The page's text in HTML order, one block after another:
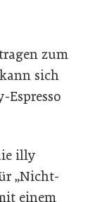
zum
sich
Espresso
illy
„Nicht-
einem